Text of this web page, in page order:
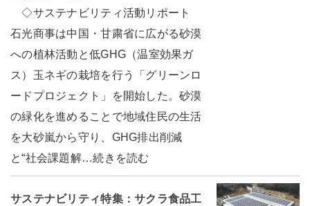
◇サステナビリティ活動リポート
石光商事は中国・甘粛省に広がる砂漠
への植林活動と低GHG（温室効果ガ
ス）玉ネギの栽培を行う「グリーンロ
ードプロジェクト」を開始した。砂漠
の緑化を進めることで地域住民の生活
を大砂嵐から守り、GHG排出削減
と“社会課題解…続きを読む
サステナビリティ特集：サクラ食品工